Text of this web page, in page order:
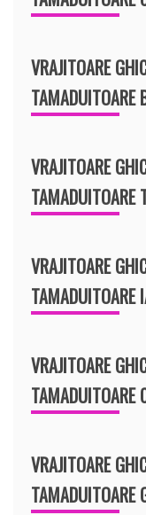
VRAJITOARE
TAMADUITOARE
VRAJITOARE
TAMADUITOARE
VRAJITOARE
TAMADUITOARE
VRAJITOARE
TAMADUITOARE
VRAJITOARE
TAMADUITOARE